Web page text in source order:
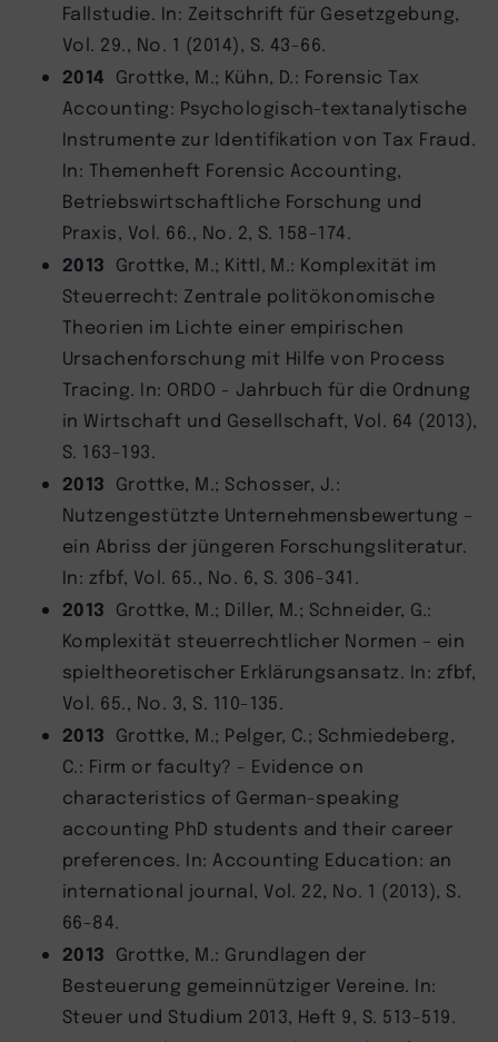
Fallstudie. In: Zeitschrift für Gesetzgebung,
Vol. 29., No. 1 (2014), S. 43-66.
2014 Grottke, M.; Kühn, D.: Forensic Tax
Accounting: Psychologisch-textanalytische
Instrumente zur Identifikation von Tax Fraud.
In: Themenheft Forensic Accounting,
Betriebswirtschaftliche Forschung und
Praxis, Vol. 66., No. 2, S. 158-174.
2013 Grottke, M.; Kittl, M.: Komplexität im
Steuerrecht: Zentrale politökonomische
Theorien im Lichte einer empirischen
Ursachenforschung mit Hilfe von Process
Tracing. In: ORDO - Jahrbuch für die Ordnung
in Wirtschaft und Gesellschaft, Vol. 64 (2013),
S. 163-193.
2013 Grottke, M.; Schosser, J.:
Nutzengestützte Unternehmensbewertung –
ein Abriss der jüngeren Forschungsliteratur.
In: zfbf, Vol. 65., No. 6, S. 306-341.
2013 Grottke, M.; Diller, M.; Schneider, G.:
Komplexität steuerrechtlicher Normen – ein
spieltheoretischer Erklärungsansatz. In: zfbf,
Vol. 65., No. 3, S. 110-135.
2013 Grottke, M.; Pelger, C.; Schmiedeberg,
C.: Firm or faculty? - Evidence on
characteristics of German-speaking
accounting PhD students and their career
preferences. In: Accounting Education: an
international journal, Vol. 22, No. 1 (2013), S.
66-84.
2013 Grottke, M.: Grundlagen der
Besteuerung gemeinnütziger Vereine. In:
Steuer und Studium 2013, Heft 9, S. 513-519.